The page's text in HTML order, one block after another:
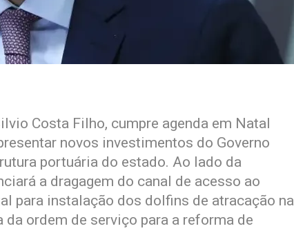
Costa Filho, cumpre agenda em Natal
novos investimentos do Governo
portuária do estado. Ao lado da
a dragagem do canal de acesso ao
para instalação dos dolfins de atracação na
ordem de serviço para a reforma de